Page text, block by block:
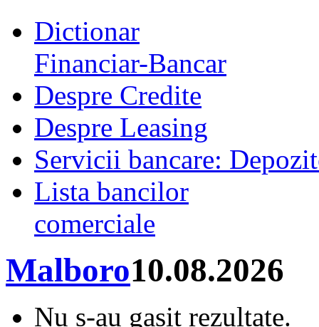
Dictionar
Financiar-Bancar
Despre Credite
Despre Leasing
Servicii bancare:
Lista bancilor
comerciale
Malboro10.08.2026
Nu s-au gasit rezultate.